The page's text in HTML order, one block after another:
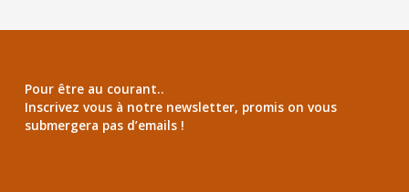
Pour être au courant..
Inscrivez vous à notre newsletter, promis on vous
submergera pas d’emails !